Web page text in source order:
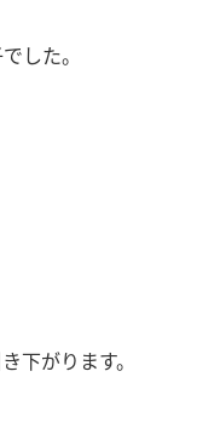
した。
下がります。